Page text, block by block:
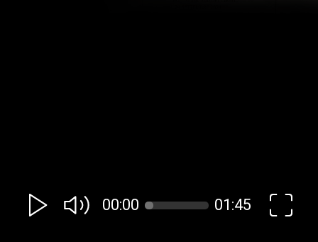
00:00 01:45